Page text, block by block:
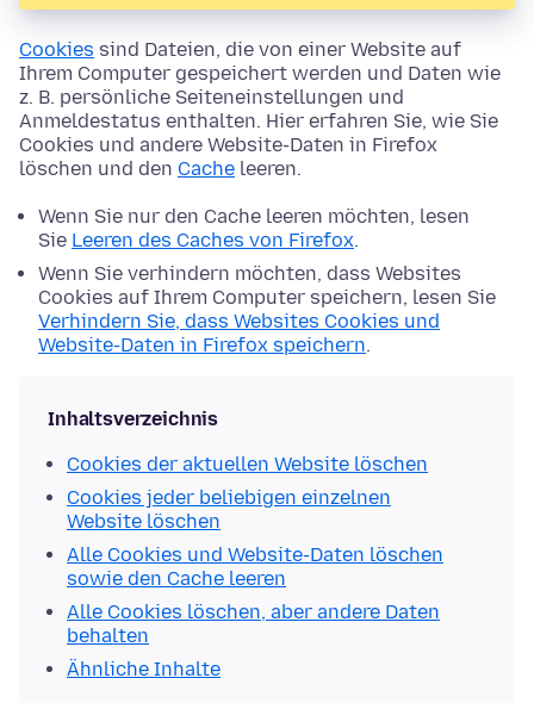
Cookies sind Dateien, die von einer Website auf
Ihrem Computer gespeichert werden und Daten wie
z. B. persönliche Seiteneinstellungen und
Anmeldestatus enthalten. Hier erfahren Sie, wie Sie
Cookies und andere Website-Daten in Firefox
löschen und den Cache leeren.
Wenn Sie nur den Cache leeren möchten, lesen
Sie Leeren des Caches von Firefox.
Wenn Sie verhindern möchten, dass Websites
Cookies auf Ihrem Computer speichern, lesen Sie
Verhindern Sie, dass Websites Cookies und
Website-Daten in Firefox speichern.
Inhaltsverzeichnis
Cookies der aktuellen Website löschen
Cookies jeder beliebigen einzelnen
Website löschen
Alle Cookies und Website-Daten löschen
sowie den Cache leeren
Alle Cookies löschen, aber andere Daten
behalten
Ähnliche Inhalte